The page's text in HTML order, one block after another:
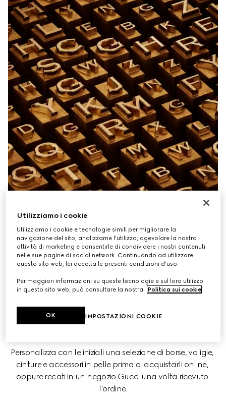
articolo Gucci aggiungendo un dettaglio speciale.
Personalizza con le iniziali una selezione di borse, valigie,
cinture e accessori in pelle prima di acquistarli online,
oppure recati in un negozio Gucci una volta ricevuto
l'ordine.
Utilizziamo i cookie
Utilizziamo i cookie e tecnologie simili per migliorare la
navigazione del sito, analizzarne l'utilizzo, agevolare la nostra
attività di marketing e consentirle di condividere i nostri contenuti
nelle sue pagine di social network. Continuando ad utilizzare
questo sito web, lei accetta le presenti condizioni d'uso.
Per maggiori informazioni su queste tecnologie e sul loro utilizzo
in questo sito web, può consultare la nostra
Politica sui cookie.
IMPOSTAZIONI COOKIE
OK